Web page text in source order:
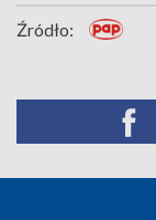
Źródło: